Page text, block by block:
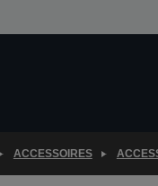
ACCESSOIRES